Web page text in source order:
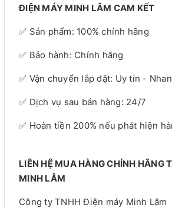
ĐIỆN MÁY MINH LÂM CAM KẾT
✅ Sản phẩm: 100% chính hãng
✅ Bảo hành: Chính hãng
✅ Vận chuyển lắp đặt: Uy tín -
✅ Dịch vụ sau bán hàng: 24/7
✅ Hoàn tiền 200% nếu phát hiện
LIÊN HỆ MUA HÀNG CHÍNH HÃNG
MINH LÂM
Công ty TNHH Điện máy Minh Lâm